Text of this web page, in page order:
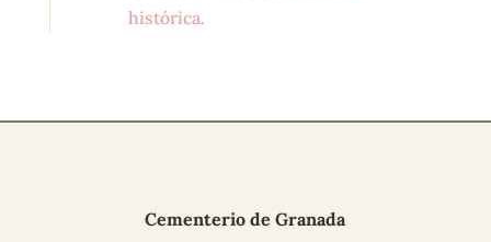
histórica.
Cementerio de Granada